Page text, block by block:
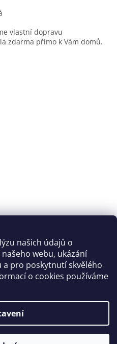
našich údajů o
webu, ukázání
pro poskytnutí skvělého
o cookies používáme
vlastní dopravu
zdarma přímo k Vám domů.
. Všechna práva